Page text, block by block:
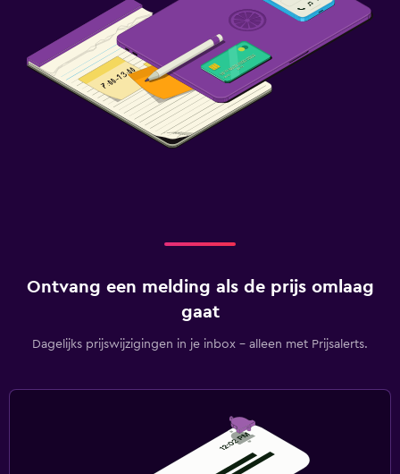
Ontvang een melding als de prijs omlaag
gaat
Dagelijks prijswijzigingen in je inbox - alleen met Prijsalerts.